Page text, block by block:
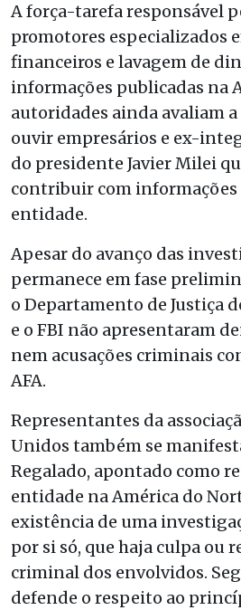
A força-tarefa responsável
promotores especializados
financeiros e lavagem de
informações publicadas na
autoridades ainda avaliam
ouvir empresários e ex-
do presidente Javier Milei
contribuir com informações
entidade.
Apesar do avanço das
permanece em fase
o Departamento de Justiça
e o FBI não apresentaram
nem acusações criminais
AFA.
Representantes da
Unidos também se
Regalado, apontado como
entidade na América do
existência de uma
por si só, que haja culpa ou
criminal dos envolvidos.
defende o respeito ao